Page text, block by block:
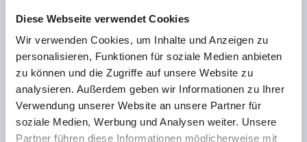
Diese Webseite verwendet Cookies
Wir verwenden Cookies, um Inhalte und Anzeigen zu
personalisieren, Funktionen für soziale Medien anbieten
zu können und die Zugriffe auf unsere Website zu
analysieren. Außerdem geben wir Informationen zu Ihrer
Verwendung unserer Website an unsere Partner für
soziale Medien, Werbung und Analysen weiter. Unsere
Partner führen diese Informationen möglicherweise mit